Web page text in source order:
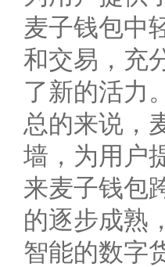
麦子钱包中
和交易，充
了新的活力。
总的来说，
墙，为用户
来麦子钱包
的逐步成熟
智能的数字